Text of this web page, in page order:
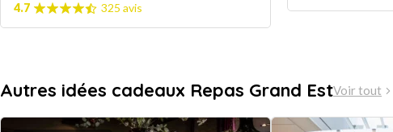
4.7
325 avis
Autres idées cadeaux Repas Grand EstVoir tout